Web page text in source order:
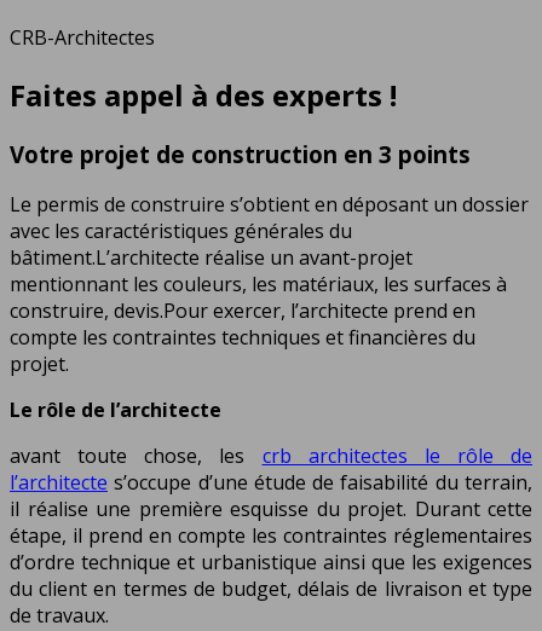
CRB-Architectes
Faites appel à des experts !
Votre projet de construction en 3 points
Le permis de construire s’obtient en déposant un dossier
avec les caractéristiques générales du
bâtiment.L’architecte réalise un avant-projet
mentionnant les couleurs, les matériaux, les surfaces à
construire, devis.Pour exercer, l’architecte prend en
compte les contraintes techniques et financières du
projet.
Le rôle de l’architecte
avant toute chose, les crb architectes le rôle de
l’architecte s’occupe d’une étude de faisabilité du terrain,
il réalise une première esquisse du projet. Durant cette
étape, il prend en compte les contraintes réglementaires
d’ordre technique et urbanistique ainsi que les exigences
du client en termes de budget, délais de livraison et type
de travaux.